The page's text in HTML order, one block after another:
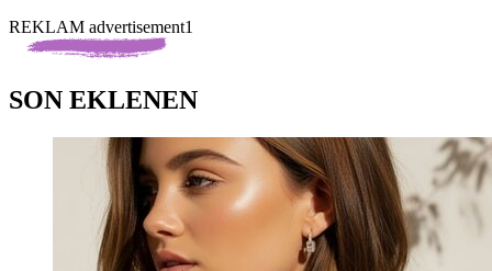
REKLAM advertisement1
SON EKLENEN